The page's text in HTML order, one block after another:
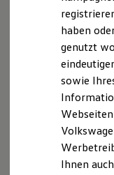
Elektrisch &
Elektro - &
Reichweite
Förderung
haben
genutzt
sowie
Ihnen